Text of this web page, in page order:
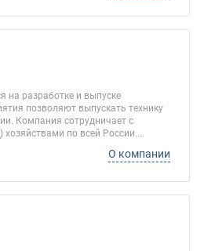
на разработке и выпуске
позволяют выпускать технику
Компания сотрудничает с
по всей России....
О компании